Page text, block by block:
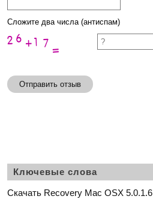
Сложите два числа (антиспам)
Отправить отзыв
Ключевые слова
Скачать Recovery Mac OSX 5.0.1.6